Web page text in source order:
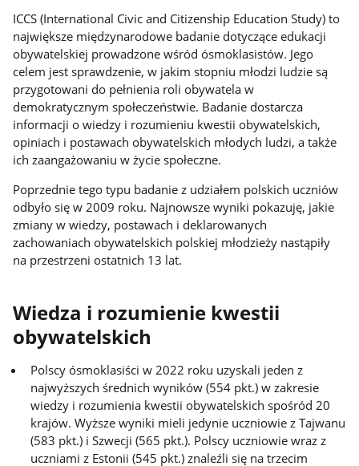
ICCS (International Civic and Citizenship Education Study) to
największe międzynarodowe badanie dotyczące edukacji
obywatelskiej prowadzone wśród ósmoklasistów. Jego
celem jest sprawdzenie, w jakim stopniu młodzi ludzie są
przygotowani do pełnienia roli obywatela w
demokratycznym społeczeństwie. Badanie dostarcza
informacji o wiedzy i rozumieniu kwestii obywatelskich,
opiniach i postawach obywatelskich młodych ludzi, a także
ich zaangażowaniu w życie społeczne.
Poprzednie tego typu badanie z udziałem polskich uczniów
odbyło się w 2009 roku. Najnowsze wyniki pokazuję, jakie
zmiany w wiedzy, postawach i deklarowanych
zachowaniach obywatelskich polskiej młodzieży nastąpiły
na przestrzeni ostatnich 13 lat.
Wiedza i rozumienie kwestii
obywatelskich
Polscy ósmoklasiści w 2022 roku uzyskali jeden z
najwyższych średnich wyników (554 pkt.) w zakresie
wiedzy i rozumienia kwestii obywatelskich spośród 20
krajów. Wyższe wyniki mieli jedynie uczniowie z Tajwanu
(583 pkt.) i Szwecji (565 pkt.). Polscy uczniowie wraz z
uczniami z Estonii (545 pkt.) znaleźli się na trzecim